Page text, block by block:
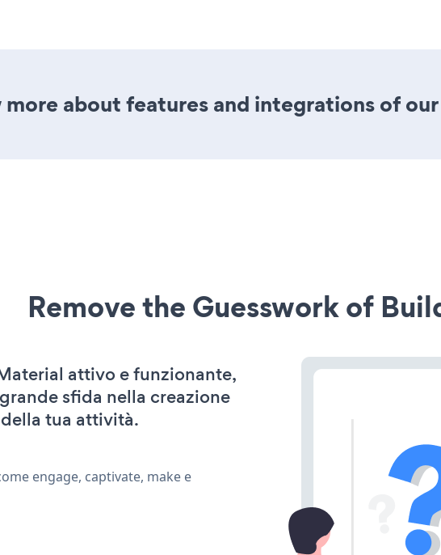
about features and integrations of
Remove the Guesswork of
attivo e funzionante,
sfida nella creazione
tua attività.
engage, captivate, make e